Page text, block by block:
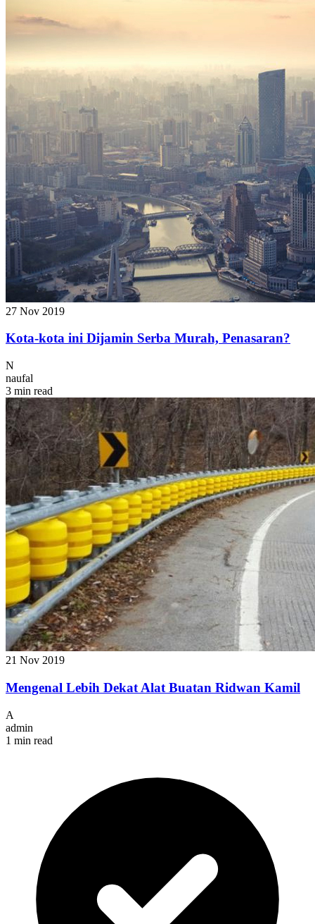
27 Nov 2019
Kota-kota ini Dijamin Serba Murah, Penasaran?
N
naufal
3 min read
21 Nov 2019
Mengenal Lebih Dekat Alat Buatan Ridwan Kamil
A
admin
1 min read